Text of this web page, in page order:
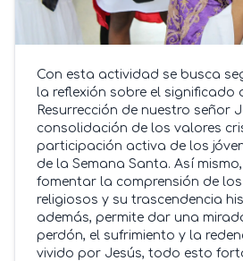
Con esta actividad se busca
la reflexión sobre el significado
Resurrección de nuestro señor
consolidación de los valores
participación activa de los
de la Semana Santa. Así
fomentar la comprensión de
religiosos y su trascendencia
además, permite dar una
perdón, el sufrimiento y la
vivido por Jesús, todo esto